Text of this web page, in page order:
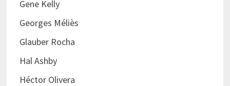
Gene Kelly
Georges Méliès
Glauber Rocha
Hal Ashby
Héctor Olivera